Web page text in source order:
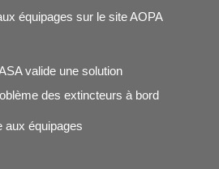
équipages sur le site AOPA
valide une solution
des extincteurs à bord
aux équipages